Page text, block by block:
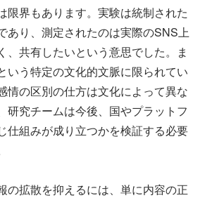
限界もあります。実験は統制された
あり、測定されたのは実際のSNS上
、共有したいという意思でした。ま
いう特定の文化的文脈に限られてい
情の区別の仕方は文化によって異な
研究チームは今後、国やプラットフ
仕組みが成り立つかを検証する必要
の拡散を抑えるには、単に内容の正